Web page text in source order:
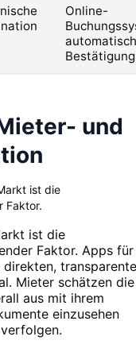
Online-
Bestätigung
und
ist die
Faktor.
ist die
Faktor. Apps für
Mieter schätzen die
aus mit ihrem
einzusehen